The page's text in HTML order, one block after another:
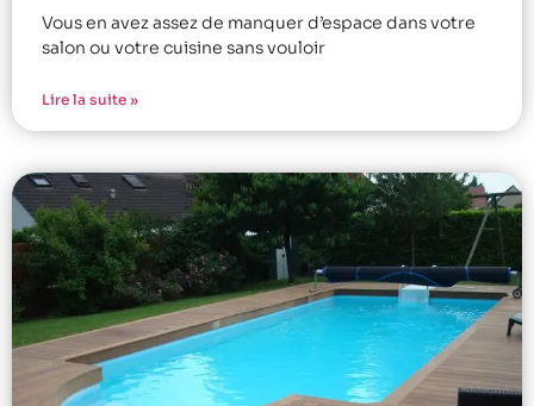
Vous en avez assez de manquer d’espace dans votre
salon ou votre cuisine sans vouloir
Lire la suite »